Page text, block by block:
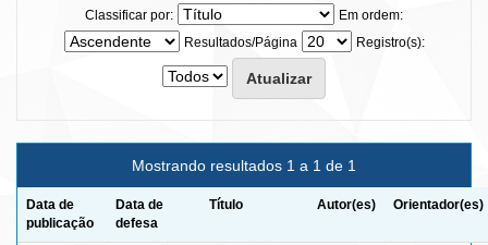
Classificar por:
Em ordem:
Resultados/Página
Registro(s):
Mostrando resultados 1 a 1 de 1
Data de
publicação
Data de
defesa
Título Autor(es) Orientador(es)